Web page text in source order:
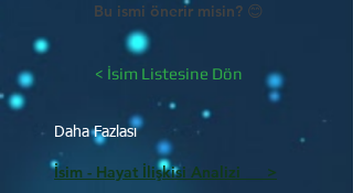
Bu ismi önerir misin? 😊
< İsim Listesine Dön
Daha Fazlası
İsim - Hayat İlişkisi Analizi >